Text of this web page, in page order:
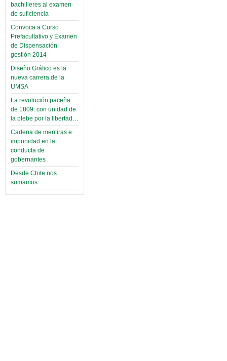
bachilleres al examen
de suficiencia
Convoca a Curso
Prefacultativo y Examen
de Dispensación
gestión 2014
Diseño Gráfico es la
nueva carrera de la
UMSA
La revolución paceña
de 1809: con unidad de
la plebe por la libertad…
Cadena de mentiras e
impunidad en la
conducta de
gobernantes
Desde Chile nos
sumamos